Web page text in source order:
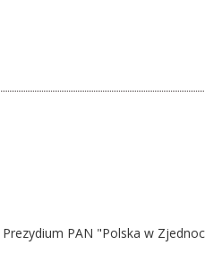
PAN "Polska w